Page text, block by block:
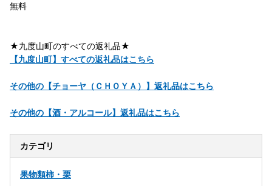
無料
★九度山町のすべての返礼品★
【九度山町】すべての返礼品はこちら
その他の【チョーヤ（ＣＨＯＹＡ）】返礼品はこちら
その他の【酒・アルコール】返礼品はこちら
カテゴリ
果物類柿・栗